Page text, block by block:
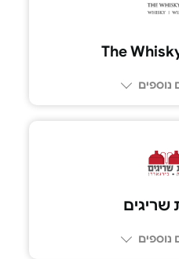
The
נוספים
נוספים